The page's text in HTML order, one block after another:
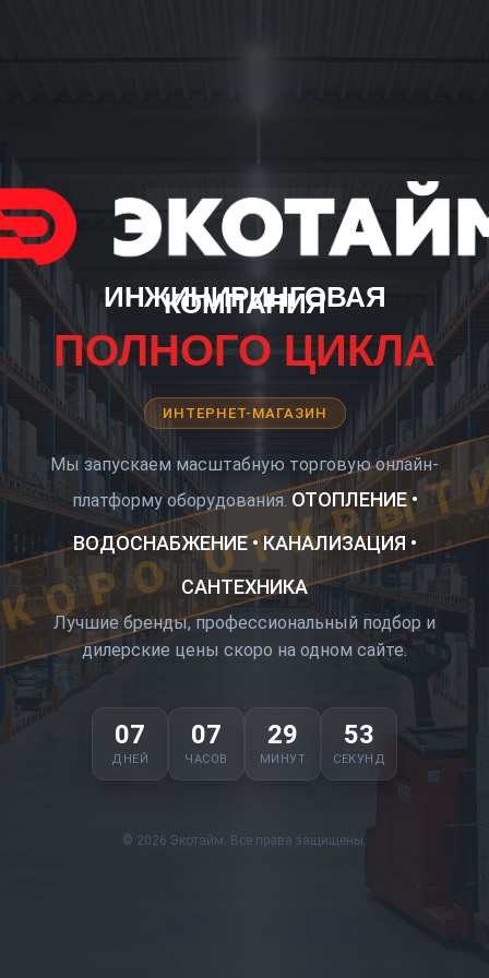
ИНЖИНИРИНГОВАЯ
КОМПАНИЯ
ПОЛНОГО ЦИКЛА
ИНТЕРНЕТ-МАГАЗИН
Мы запускаем масштабную торговую онлайн-
платформу оборудования. ОТОПЛЕНИЕ •
ВОДОСНАБЖЕНИЕ • КАНАЛИЗАЦИЯ •
САНТЕХНИКА
Лучшие бренды, профессиональный подбор и
дилерские цены скоро на одном сайте.
07
ДНЕЙ
07
ЧАСОВ
29
МИНУТ
52
СЕКУНД
© 2026 Экотайм. Все права защищены.